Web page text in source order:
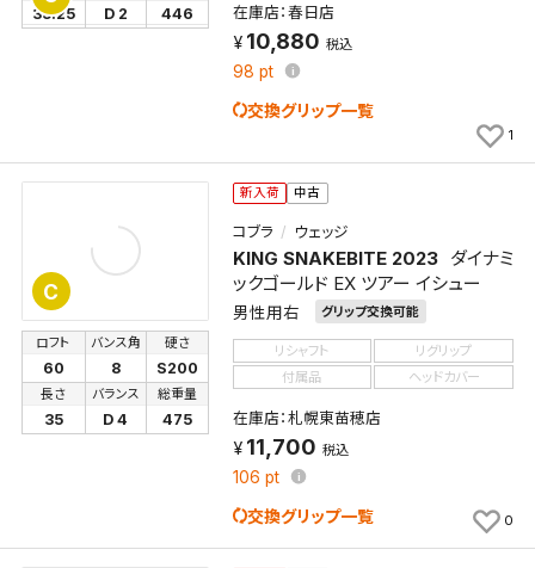
35.25 D 2 446 在庫店：春日店
10,880 税込
98 pt
交換グリップ一覧
1
C
新入荷 中古
コブラ ウェッジ
KING SNAKEBITE 2023
ダイナミ
ックゴールド EX ツアー イシュー
男性用右 グリップ交換可能
ロフト
60
バンス角
8
硬さ
S200
長さ
35
バランス
D 4
総重量
475
リシャフト
リグリップ
付属品
ヘッドカバー
在庫店：札幌東苗穂店
11,700 税込
106 pt
交換グリップ一覧 0